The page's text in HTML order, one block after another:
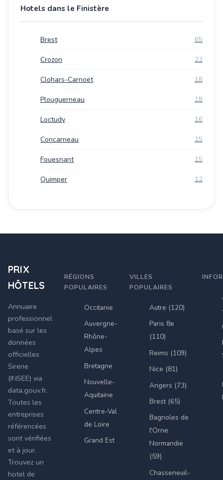
Hotels dans le Finistère
Brest 65
Crozon 22
Clohars-Carnoët 18
Plouguerneau 18
Loctudy 16
Concarneau 15
Fouesnant 15
Quimper 12
PRIX
HÔTELS
Annuaire
professionnel
basé sur les
données
officielles
Sirene
(INSEE) via
data.gouv.fr.
Toutes les
entreprises
référencées
sont vérifiées
et à jour.
Trouvez un
hotel de
RÉGIONS
POPULAIRES
Occitanie
Auvergne-
Rhône-
Alpes
Bretagne
Nouvelle-
Aquitaine
Centre-Val
de Loire
Grand Est
VILLES
POPULAIRES
Autre (120)
Paris 8e
(110)
Reims (109)
Nice (81)
Angers (73)
Brest (65)
Bagnoles de
l'Orne
Normandie
(59)
Chasseneuil-